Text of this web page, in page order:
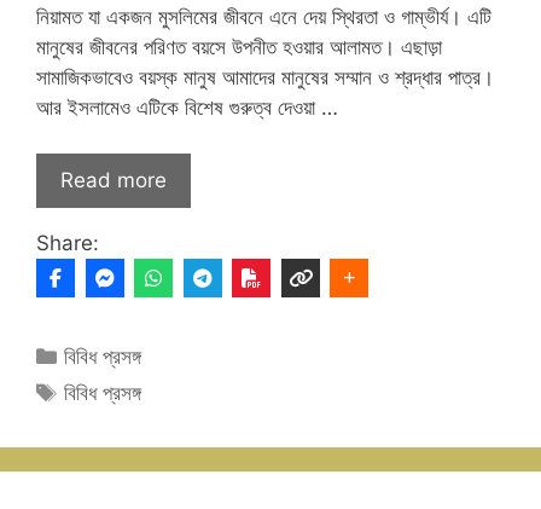
নিয়ামত যা একজন মুসলিমের জীবনে এনে দেয় স্থিরতা ও গাম্ভীর্য। এটি
মানুষের জীবনের পরিণত বয়সে উপনীত হওয়ার আলামত। এছাড়া
সামাজিকভাবেও বয়স্ক মানুষ আমাদের মানুষের সম্মান ও শ্রদ্ধার পাত্র।
আর ইসলামেও এটিকে বিশেষ গুরুত্ব দেওয়া …
Read more
Share:
Categories
বিবিধ প্রসঙ্গ
Tags
বিবিধ প্রসঙ্গ